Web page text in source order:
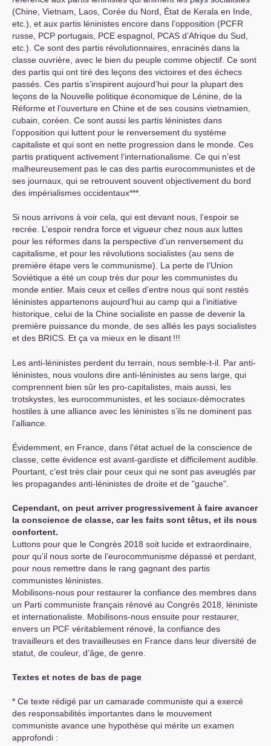
(Chine, Vietnam, Laos, Corée du Nord, État de Kerala en Inde,
etc.), et aux partis léninistes encore dans l’opposition (PCFR
russe, PCP portugais, PCE espagnol, PCAS d’Afrique du Sud,
etc.). Ce sont des partis révolutionnaires, enracinés dans la
classe ouvrière, avec le bien du peuple comme objectif. Ce sont
des partis qui ont tiré des leçons des victoires et des échecs
passés. Ces partis s’inspirent aujourd’hui pour la plupart des
leçons de la Nouvelle politique économique de Lénine, de la
Réforme et l’ouverture en Chine et de ses cousins vietnamien,
cubain, coréen. Ce sont aussi les partis léninistes dans
l’opposition qui luttent pour le renversement du système
capitaliste et qui sont en nette progression dans le monde. Ces
partis pratiquent activement l’internationalisme. Ce qui n’est
malheureusement pas le cas des partis eurocommunistes et de
ses journaux, qui se retrouvent souvent objectivement du bord
des impérialismes occidentaux***.
Si nous arrivons à voir cela, qui est devant nous, l’espoir se
recrée. L’espoir rendra force et vigueur chez nous aux luttes
pour les réformes dans la perspective d’un renversement du
capitalisme, et pour les révolutions socialistes (au sens de
première étape vers le communisme). La perte de l’Union
Soviétique a été un coup très dur pour les communistes du
monde entier. Mais ceux et celles d’entre nous qui sont restés
léninistes appartenons aujourd’hui au camp qui a l’initiative
historique, celui de la Chine socialiste en passe de devenir la
première puissance du monde, de ses alliés les pays socialistes
et des BRICS . Et ça va mieux en le disant !!!
Les anti-léninistes perdent du terrain, nous semble-t-il. Par anti-
léninistes, nous voulons dire anti-léninistes au sens large, qui
comprennent bien sûr les pro-capitalistes, mais aussi, les
trotskystes, les eurocommunistes, et les sociaux-démocrates
hostiles à une alliance avec les léninistes s’ils ne dominent pas
l’alliance.
Évidemment, en France, dans l’état actuel de la conscience de
classe, cette évidence est avant-gardiste et difficilement audible.
Pourtant, c’est très clair pour ceux qui ne sont pas aveuglés par
les propagandes anti-léninistes de droite et de "gauche".
Cependant, on peut arriver progressivement à faire avancer
la conscience de classe, car les faits sont têtus, et ils nous
confortent.
Luttons pour que le Congrès 2018 soit lucide et extraordinaire,
pour qu’il nous sorte de l’eurocommunisme dépassé et perdant,
pour nous remettre dans le rang gagnant des partis
communistes léninistes.
Mobilisons-nous pour restaurer la confiance des membres dans
un Parti communiste français rénové au Congrès 2018, léniniste
et internationaliste. Mobilisons-nous ensuite pour restaurer,
envers un PCF véritablement rénové, la confiance des
travailleurs et des travailleuses en France dans leur diversité de
statut, de couleur, d’âge, de genre.
Textes et notes de bas de page
* Ce texte rédigé par un camarade communiste qui a exercé
des responsabilités importantes dans le mouvement
communiste avance une hypothèse qui mérite un examen
approfondi :